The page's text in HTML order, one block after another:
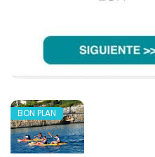
BON PLAN